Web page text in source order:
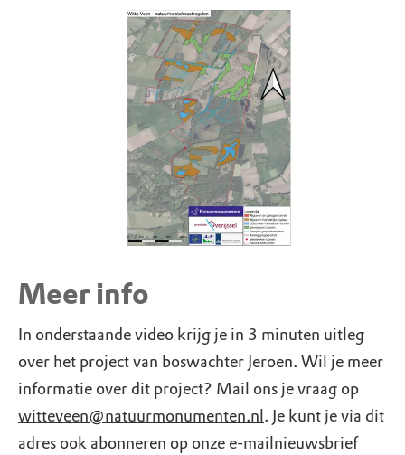
Meer info
In onderstaande video krijg je in 3 minuten uitleg
over het project van boswachter Jeroen. Wil je meer
informatie over dit project? Mail ons je vraag op
witteveen@natuurmonumenten.nl . Je kunt je via dit
adres ook abonneren op onze e-mailnieuwsbrief